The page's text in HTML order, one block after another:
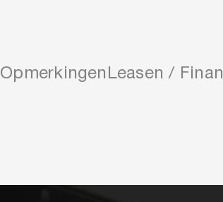
Opmerkingen Leasen /